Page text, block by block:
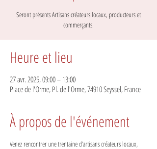
Seront présents Artisans créateurs locaux, producteurs et
Heure et lieu
27 avr. 2025, 09:00 – 13:00
Place de l'Orme, Pl. de l'Orme, 74910 Seyssel, France
À propos de l'événement
Venez rencontrer une trentaine d’artisans créateurs locaux,